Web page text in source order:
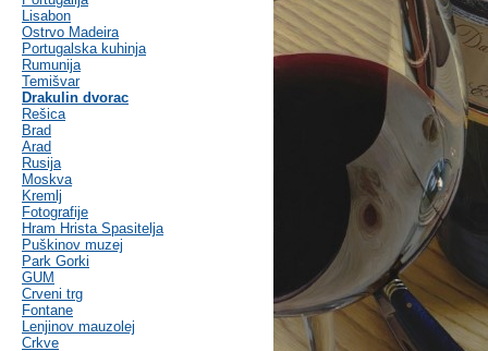
Lisabon
Ostrvo Madeira
Portugalska kuhinja
Rumunija
Temišvar
Drakulin dvorac
Rešica
Brad
Arad
Rusija
Moskva
Kremlj
Fotografije
Hram Hrista Spasitelja
Puškinov muzej
Park Gorki
GUM
Crveni trg
Fontane
Lenjinov mauzolej
Crkve